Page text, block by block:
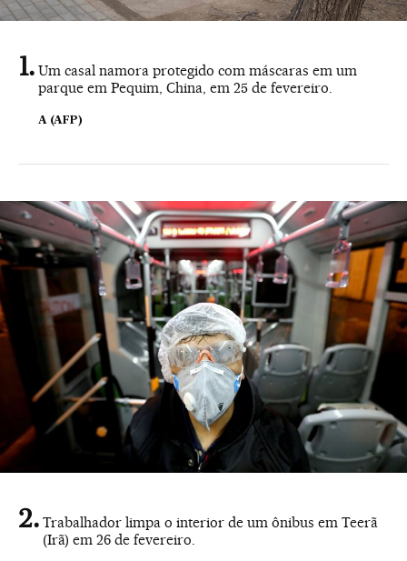
Um casal namora protegido com máscaras em um
parque em Pequim, China, em 25 de fevereiro.
A (AFP)
Trabalhador limpa o interior de um ônibus em Teerã
(Irã) em 26 de fevereiro.